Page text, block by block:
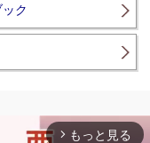
ク
arrow_forward_ios もっと見る